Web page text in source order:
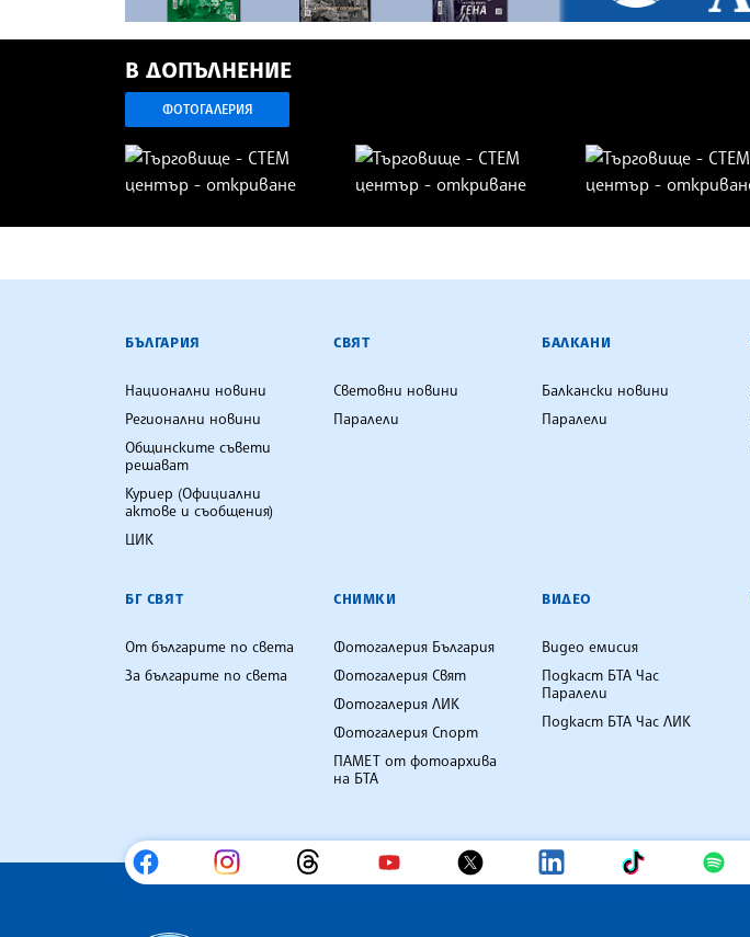
В ДОПЪЛНЕНИЕ
ФОТОГАЛЕРИЯ
БЪЛГАРСКА ТЕЛЕГРАФНА АГЕНЦИЯ
БЪЛГАРИЯ
Национални новини
Регионални новини
Общинските съвети
решават
Куриер (Официални
актове и съобщения)
ЦИК
СВЯТ
Световни новини
Паралели
БАЛКАНИ
Балкански новини
Паралели
БГ СВЯТ
От българите по света
За българите по света
СНИМКИ
Фотогалерия България
Фотогалерия Свят
Фотогалерия ЛИК
Фотогалерия Спорт
ПАМЕТ от фотоархива
на БТА
ВИДЕО
Видео емисия
Подкаст БТА Час
Паралели
Подкаст БТА Час ЛИК